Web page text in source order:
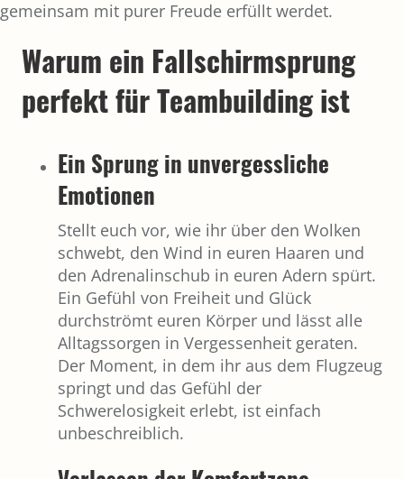
gemeinsam mit purer Freude erfüllt werdet.
Warum ein Fallschirmsprung
perfekt für Teambuilding ist
Ein Sprung in unvergessliche
Emotionen
Stellt euch vor, wie ihr über den Wolken
schwebt, den Wind in euren Haaren und
den Adrenalinschub in euren Adern spürt.
Ein Gefühl von Freiheit und Glück
durchströmt euren Körper und lässt alle
Alltagssorgen in Vergessenheit geraten.
Der Moment, in dem ihr aus dem Flugzeug
springt und das Gefühl der
Schwerelosigkeit erlebt, ist einfach
unbeschreiblich.